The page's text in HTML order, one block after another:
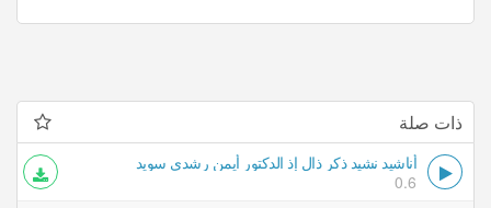
ذات صلة
أناشيد نشيد ذكر ذال إذ الدكتور أيمن رشدي سويد
0.6